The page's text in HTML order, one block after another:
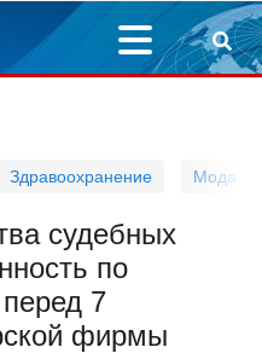
Здравоохранение Мода
судебных
по
7
фирмы